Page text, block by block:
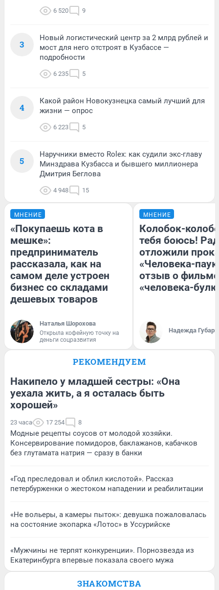
6 520 9
3
Новый логистический центр за 2 млрд рублей и
мост для него отстроят в Кузбассе —
подробности
6 235 5
4
Какой район Новокузнецка самый лучший для
жизни — опрос
6 223 5
5
Наручники вместо Rolex: как судили экс-главу
Минздрава Кузбасса и бывшего миллионера
Дмитрия Беглова
4 948 15
МНЕНИЕ
«Покупаешь кота в
мешке»:
предприниматель
рассказала, как на
самом деле устроен
бизнес со складами
дешевых товаров
Наталья Шорохова
Открыла кофейную точку на
деньги соцразвития
МНЕНИЕ
Колобок-
тебя боюсь!
отложили
«Человека-
отзыв о
«человека-
Надежда Губарь
РЕКОМЕНДУЕМ
Накипело у младшей сестры: «Она
уехала жить, а я осталась быть
хорошей»
23 часа 17 254 8
Модные рецепты соусов от молодой хозяйки.
Консервирование помидоров, баклажанов, кабачков
без глутамата натрия — сразу в банки
«Год преследовал и облил кислотой». Рассказ
петербурженки о жестоком нападении и реабилитации
«Не вольеры, а камеры пыток»: девушка пожаловалась
на состояние экопарка «Лотос» в Уссурийске
«Мужчины не терпят конкуренции». Порнозвезда из
Екатеринбурга впервые показала своего мужа
ЗНАКОМСТВА